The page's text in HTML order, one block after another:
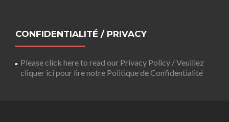
CONFIDENTIALITÉ / PRIVACY
Please click here to read our Privacy Policy / Veuillez
cliquer ici pour lire notre Politique de Confidentialité